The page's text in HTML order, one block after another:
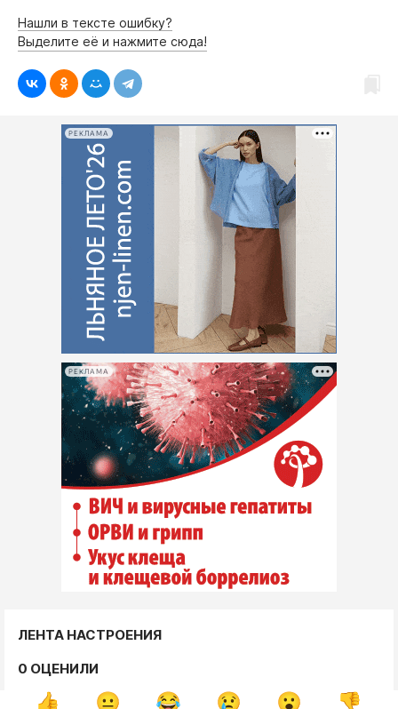
Нашли в тексте ошибку?
Выделите её и нажмите сюда!
РЕКЛАМА
РЕКЛАМА
ЛЕНТА НАСТРОЕНИЯ
0 ОЦЕНИЛИ